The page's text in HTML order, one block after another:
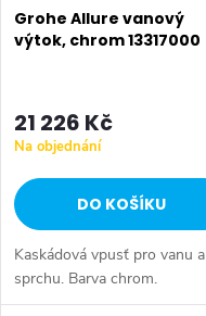
Grohe Allure vanový
výtok, chrom 13317000
21 226 Kč
Na objednání
DO KOŠÍKU
Kaskádová vpusť pro vanu a
sprchu. Barva chrom.